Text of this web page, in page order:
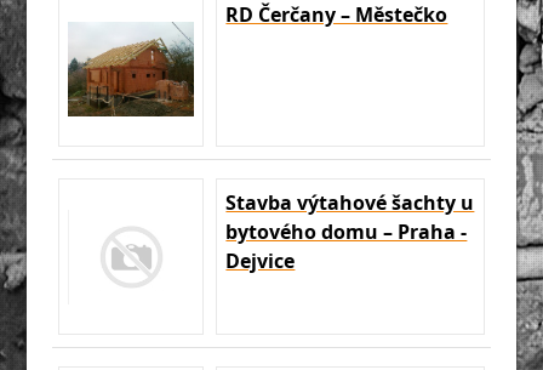
RD Čerčany – Městečko
Stavba výtahové šachty u
bytového domu – Praha -
Dejvice